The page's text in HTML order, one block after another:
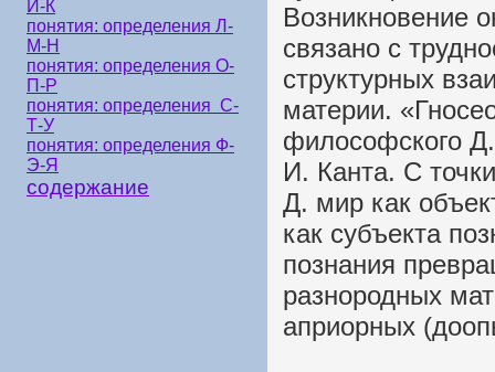
И-К
понятия: определения Л-
М-Н
понятия: определения О-
П-Р
понятия: определения С-
Т-У
понятия: определения Ф-
Э-Я
содержание
Возникновение
связано с
структурных
материи.
философского
И. Канта. С
Д. мир как
как субъекта
познания
разнородных
априорных